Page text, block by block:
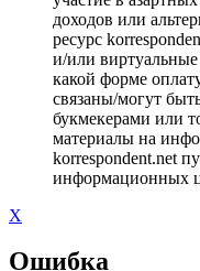
доходов или
ресурс
и/или
какой форме
связаны/могут
букмекерами или
материалы на
korrespondent.net
информационных
X
Ошибка